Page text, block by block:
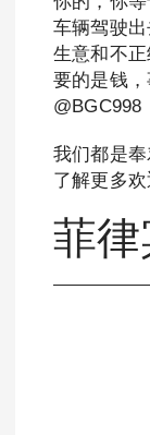
车辆驾驶
生意和不
要的是钱
@BGC998
我们都是
了解更多
菲